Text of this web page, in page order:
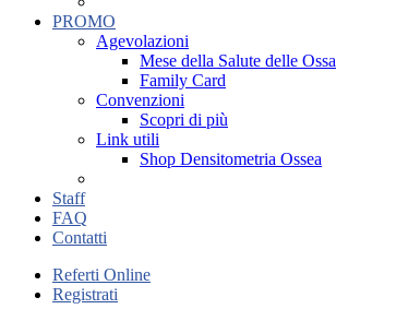
PROMO
Agevolazioni
Mese della Salute delle Ossa
Family Card
Convenzioni
Scopri di più
Link utili
Shop Densitometria Ossea
Staff
FAQ
Contatti
Referti Online
Registrati